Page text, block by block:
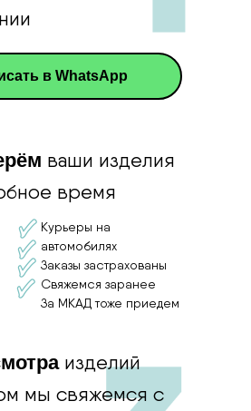
Курьеры на
автомобилях
Заказы застрахованы
Свяжемся заранее
За МКАД тоже приедем
ваши изделия
время
в WhatsApp
изделий
мы свяжемся с